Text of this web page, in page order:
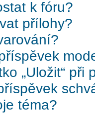
k fóru?
přílohy?
„Uložit“ při
téma?